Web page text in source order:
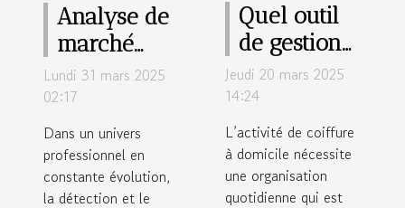
Analyse de
marché
niche en
recrutement
des talents
cachés
Lundi 31 mars 2025
02:17
Dans un univers
professionnel en
constante évolution,
la détection et le
Quel outil
de gestion
d’entreprise
utiliser
quand on
est coiffeur
à domicile
Jeudi 20 mars 2025
14:24
L’activité de coiffure
à domicile nécessite
une organisation
quotidienne qui est